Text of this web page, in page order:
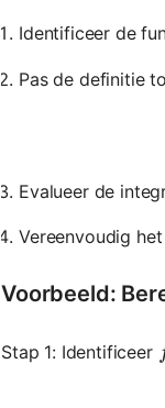
Identificeer de
Pas de definitie
Evalueer de
Vereenvoudig
Voorbeeld:
Stap 1: Identificeer